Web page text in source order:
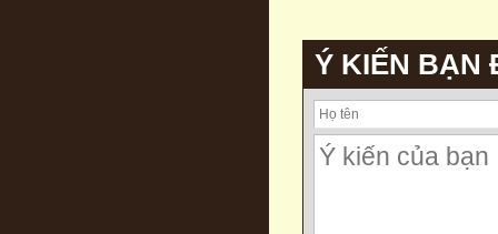
Ý KIẾN BẠN